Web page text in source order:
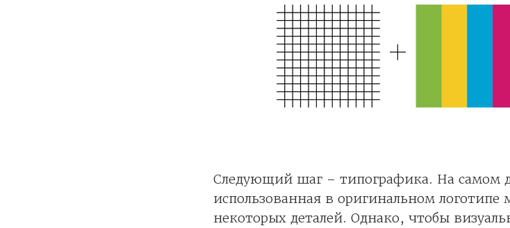
Следующий шаг – типографика. На самом
использованная в оригинальном
некоторых деталей. Однако, чтобы